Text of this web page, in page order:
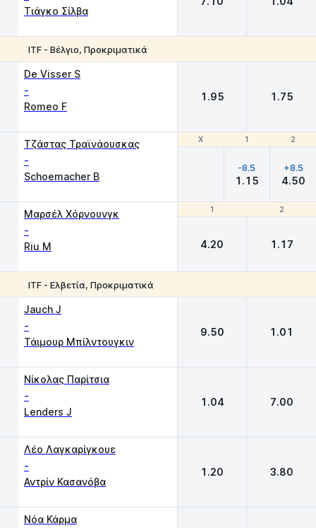
Τιάγκο Σίλβα
ITF - Βέλγιο, Προκριματικά
De Visser S
-
Romeo F
1.95 1.75
Χ 1 2
Τζάστας Τραϊνάουσκας
-
Schoemacher B
Χ 1 2
-8.5
1.15
+8.5
4.50
1 2
Μαρσέλ Χόρνουνγκ
-
Riu M
1 2
4.20 1.17
ITF - Ελβετία, Προκριματικά
Jauch J
-
Τάιμουρ Μπίλντουγκιν
9.50 1.01
Νίκολας Παρίτσια
-
Lenders J
1.04 7.00
Λέο Λαγκαρίγκουε
-
Αντρίν Κασανόβα
1.20 3.80
Νόα Κάρμα